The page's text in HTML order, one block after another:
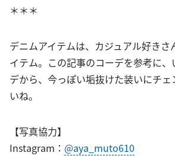
＊＊＊
デニムアイテムは、カジュアル好きさ
イテム。この記事のコーデを参考に
デから、今っぽい垢抜けた装いにチ
いね。
【写真協力】
Instagram： @aya_muto610